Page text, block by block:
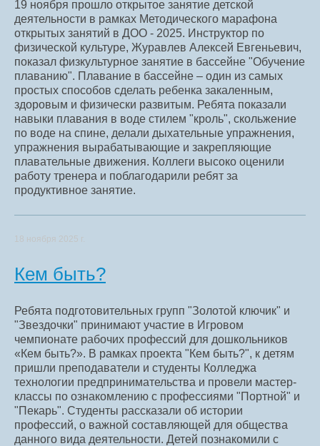
19 ноября прошло открытое занятие детской
деятельности в рамках Методического марафона
открытых занятий в ДОО - 2025. Инструктор по
физической культуре, Журавлев Алексей Евгеньевич,
показал физкультурное занятие в бассейне "Обучение
плаванию". Плавание в бассейне – один из самых
простых способов сделать ребенка закаленным,
здоровым и физически развитым. Ребята показали
навыки плавания в воде стилем "кроль", скольжение
по воде на спине, делали дыхательные упражнения,
упражнения вырабатывающие и закрепляющие
плавательные движения. Коллеги высоко оценили
работу тренера и поблагодарили ребят за
продуктивное занятие.
18 ноября 2025 г.
Кем быть?
Ребята подготовительных групп "Золотой ключик" и
"Звездочки" принимают участие в Игровом
чемпионате рабочих профессий для дошкольников
«Кем быть?». В рамках проекта "Кем быть?", к детям
пришли преподаватели и студенты Колледжа
технологии предпринимательства и провели мастер-
классы по ознакомлению с профессиями "Портной" и
"Пекарь". Студенты рассказали об истории
профессий, о важной составляющей для общества
данного вида деятельности. Детей познакомили с